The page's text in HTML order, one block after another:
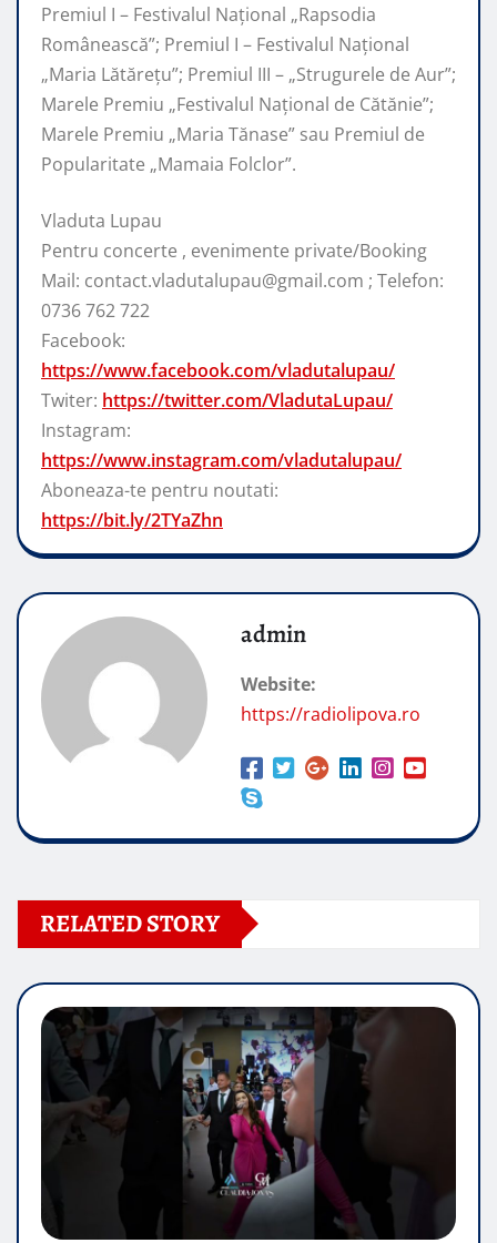
Premiul I – Festivalul Național „Rapsodia
Românească”; Premiul I – Festivalul Național
„Maria Lătărețu”; Premiul III – „Strugurele de Aur”;
Marele Premiu „Festivalul Național de Cătănie”;
Marele Premiu „Maria Tănase” sau Premiul de
Popularitate „Mamaia Folclor”.
Vladuta Lupau
Pentru concerte , evenimente private/Booking
Mail: contact.vladutalupau@gmail.com ; Telefon:
0736 762 722
Facebook:
https://www.facebook.com/vladutalupau/
Twiter: https://twitter.com/VladutaLupau/
Instagram:
https://www.instagram.com/vladutalupau/
Aboneaza-te pentru noutati:
https://bit.ly/2TYaZhn
admin
Website:
https://radiolipova.ro
RELATED STORY